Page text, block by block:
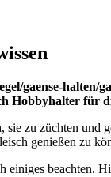
gaense-halten/
Hobbyhalter für
, sie zu züchten und
genießen zu
einiges beachten.